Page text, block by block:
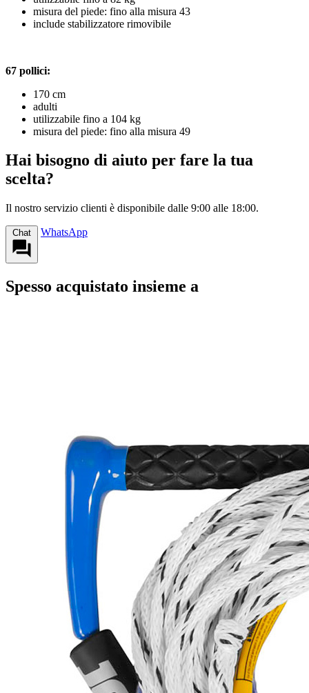
misura del piede: fino alla misura 43
include stabilizzatore rimovibile
67 pollici:
170 cm
adulti
utilizzabile fino a 104 kg
misura del piede: fino alla misura 49
Hai bisogno di aiuto per fare la tua
scelta?
Il nostro servizio clienti è disponibile dalle 9:00 alle 18:00.
Chat WhatsApp
Spesso acquistato insieme a